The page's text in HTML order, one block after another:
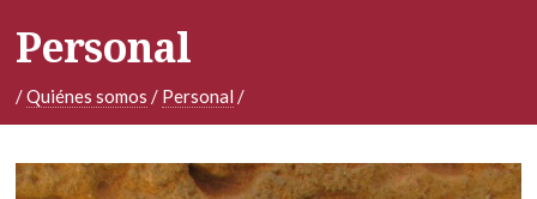
Personal
/Quiénes somos / Personal /